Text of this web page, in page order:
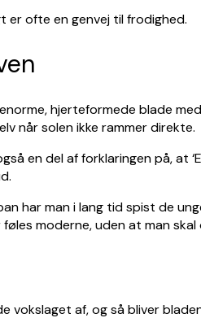
er ofte en genvej til frodighed.
hjerteformede blade
når solen ikke rammer direkte.
en del af forklaringen på, at
har man i lang tid spist de
moderne, uden at man
vokslaget af, og så bliver